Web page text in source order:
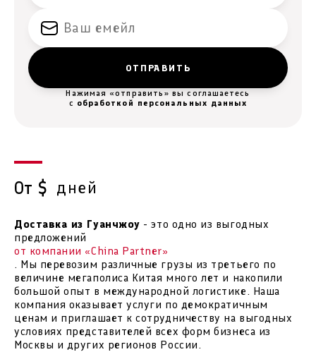
Нажимая «отправить» вы соглашаетесь
с обработкой персональных данных
От $ дней
Доставка из Гуанчжоу - это одно из выгодных
предложений
от компании «China Partner»
. Мы перевозим различные грузы из третьего по
величине мегаполиса Китая много лет и накопили
большой опыт в международной логистике. Наша
компания оказывает услуги по демократичным
ценам и приглашает к сотрудничеству на выгодных
условиях представителей всех форм бизнеса из
Москвы и других регионов России.